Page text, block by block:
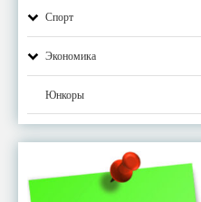
Спорт
Экономика
Юнкоры